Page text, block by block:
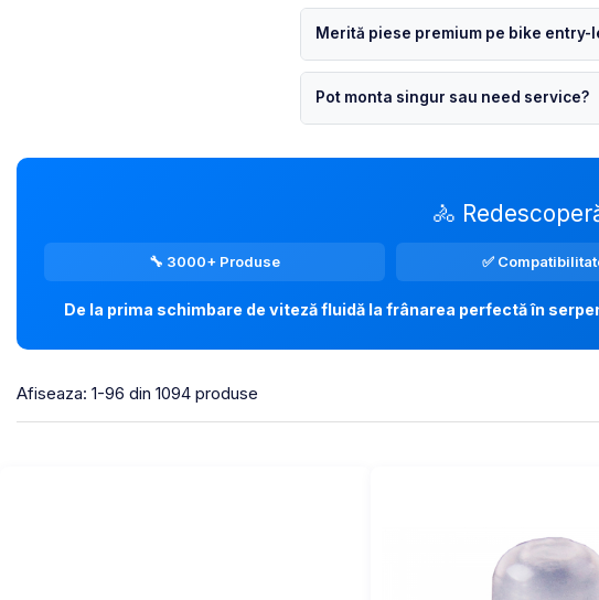
Merită piese premium pe bike entry-
Pot monta singur sau need service?
🚴
🔧 3000+ Produse ✅
De la prima schimbare de viteză fluidă la frânarea perfectă în
Afiseaza: 1-96 din 1094 produse